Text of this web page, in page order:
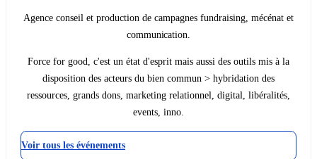
Agence conseil et production de campagnes fundraising, mécénat et
communication.
Force for good, c'est un état d'esprit mais aussi des outils mis à la
disposition des acteurs du bien commun > hybridation des
ressources, grands dons, marketing relationnel, digital, libéralités,
events, inno.
Voir tous les événements